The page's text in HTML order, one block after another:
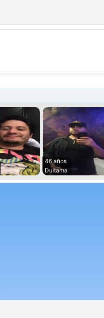
💕
46 años
Duitama